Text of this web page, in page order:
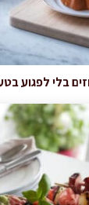
בלי לפגוע